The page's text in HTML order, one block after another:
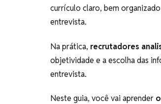
currículo claro, bem
entrevista.
Na prática, recrutadores
objetividade e a escolha das
entrevista.
Neste guia, você vai aprender